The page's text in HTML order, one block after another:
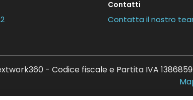
Contatti
Contatta il nostro
- Codice fiscale e Partita IVA